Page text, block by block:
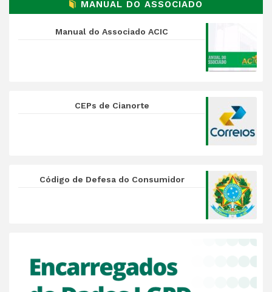
MANUAL DO ASSOCIADO
Manual do Associado ACIC
CEPs de Cianorte
Código de Defesa do Consumidor